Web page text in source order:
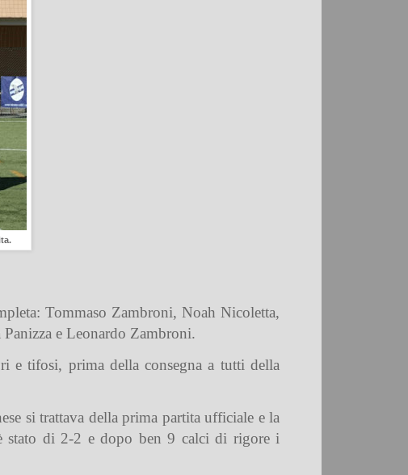
Tommaso Zambroni, Noah Nicoletta,
e Leonardo Zambroni.
e tifosi, prima della consegna a tutti della
si trattava della prima partita ufficiale e la
stato di 2-2 e dopo ben 9 calci di rigore i